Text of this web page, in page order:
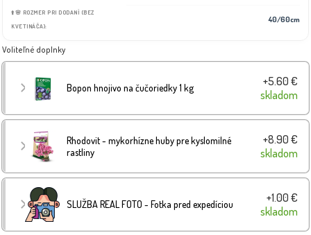
⬆️🌸 ROZMER PRI DODANÍ (BEZ
KVETINÁČA):
40/60cm
Voliteľné doplnky
Bopon hnojivo na čučoriedky 1 kg
+5.60 €
skladom
Rhodovit - mykorhízne huby pre kyslomilné
rastliny
+8.90 €
skladom
SLUŽBA REAL FOTO - Fotka pred expedíciou
+1.00 €
skladom